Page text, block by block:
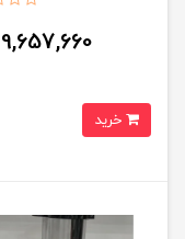
9,657,660